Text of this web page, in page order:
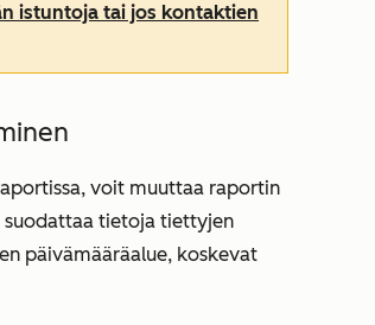
istuntoja tai jos kontaktien
voit muuttaa raportin
suodattaa tietoja tiettyjen
päivämääräalue, koskevat